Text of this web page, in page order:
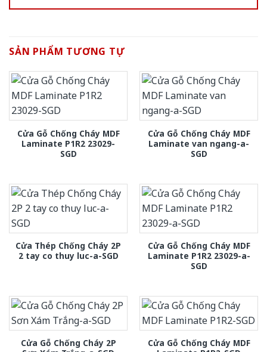
SẢN PHẨM TƯƠNG TỰ
Cửa Gỗ Chống Cháy MDF
Laminate P1R2 23029-
SGD
Cửa Gỗ Chống Cháy MDF
Laminate van ngang-a-
SGD
Cửa Thép Chống Cháy 2P
2 tay co thuy luc-a-SGD
Cửa Gỗ Chống Cháy MDF
Laminate P1R2 23029-a-
SGD
Cửa Gỗ Chống Cháy 2P
Cửa Gỗ Chống Cháy MDF